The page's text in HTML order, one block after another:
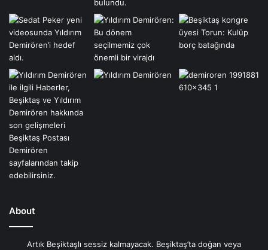
About
Artık Beşiktaşlı sessiz kalmayacak. Beşiktaş’ta doğan veya